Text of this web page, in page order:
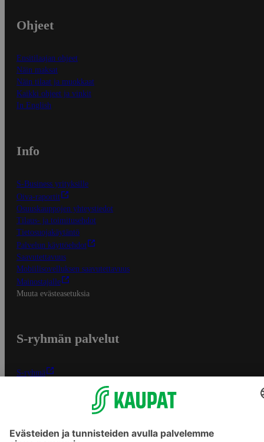
Ohjeet
Ensitilaajan ohjeet
Näin maksat
Näin tilaat ja muokkaat
Kaikki ohjeet ja vinkit
In English
Info
S-Business yrityksille
Oiva-raportit
Osuuskauppojen yhteystiedot
Tilaus- ja toimitusehdot
Tietosuojakäytäntö
Palvelun käyttöehdot
Saavutettavuus
Mobiilisovelluksen saavutettavuus
Mainostajalle
Muuta evästeasetuksia
S-ryhmän palvelut
S-ryhmä
Yhteishyvä Ruoka -sovellus
Sokos.fi